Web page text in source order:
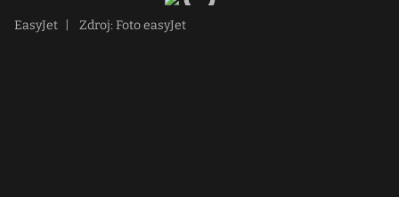
EasyJet Zdroj: Foto easyJet